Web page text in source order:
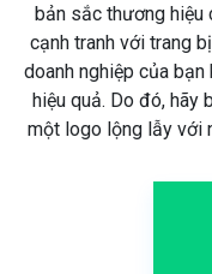
bản sắc thương hiệu
cạnh tranh với trang
doanh nghiệp của
hiệu quả. Do đó, hãy
một logo lộng lẫy với